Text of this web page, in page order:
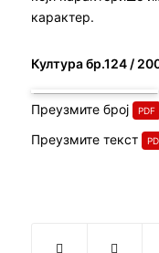
карактер.
Култура бр.124 /
Преузмите број
Преузмите текст